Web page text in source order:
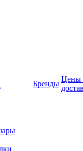
Бренды
Цены